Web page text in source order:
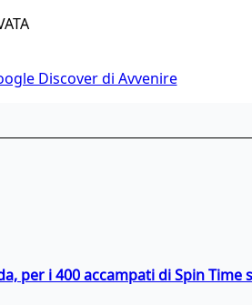
Discover di Avvenire
per i 400 accampati di Spin